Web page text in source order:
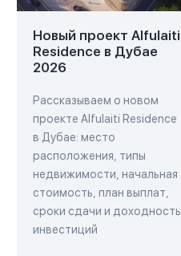
Новый проект Alfulaiti
Residence в Дубае
2026
Рассказываем о новом
проекте Alfulaiti Residence
в Дубае: место
расположения, типы
недвижимости, начальная
стоимость, план выплат,
сроки сдачи и доходность
инвестиций